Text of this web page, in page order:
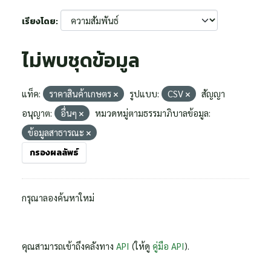
เรียงโดย
ไม่พบชุดข้อมูล
แท็ค: ราคาสินค้าเกษตร รูปแบบ: CSV
สัญญา
อนุญาต:
อื่นๆ
หมวดหมู่ตามธรรมาภิบาลข้อมูล:
ข้อมูลสาธารณะ
กรองผลลัพธ์
กรุณาลองค้นหาใหม่
คุณสามารถเข้าถึงคลังทาง API (ให้ดู คู่มือ API).